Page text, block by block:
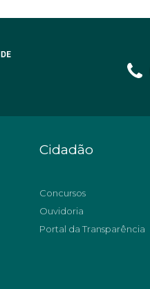
Cidadão
Concursos
Ouvidoria
Portal da Transparência